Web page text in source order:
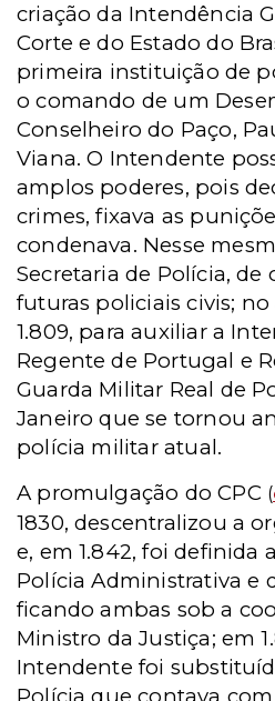
criação da Intendência
Corte e do Estado do
primeira instituição de
o comando de um
Conselheiro do Paço,
Viana. O Intendente
amplos poderes, pois
crimes, fixava as
condenava. Nesse
Secretaria de Polícia,
futuras policiais civis;
1.809, para auxiliar a
Regente de Portugal e
Guarda Militar Real de
Janeiro que se tornou
polícia militar atual.
A promulgação do CPC (
1830, descentralizou a
e, em 1.842, foi definida
Polícia Administrativa e
ficando ambas sob a
Ministro da Justiça; em
Intendente foi